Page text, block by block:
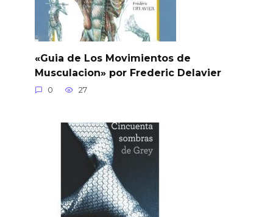
«Guia de Los Movimientos de
Musculacion» por Frederic Delavier
0 27